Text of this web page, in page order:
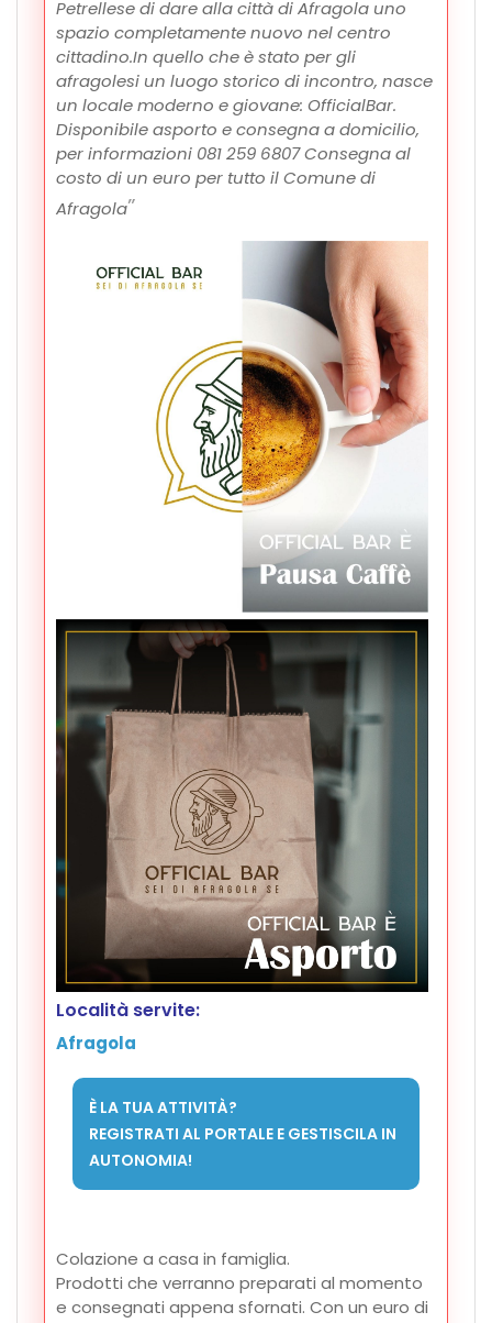
Petrellese di dare alla città di Afragola uno
spazio completamente nuovo nel centro
cittadino.In quello che è stato per gli
afragolesi un luogo storico di incontro, nasce
un locale moderno e giovane: OfficialBar.
Disponibile asporto e consegna a domicilio,
per informazioni 081 259 6807 Consegna al
costo di un euro per tutto il Comune di
Afragola
Località servite:
Afragola
È LA TUA ATTIVITÀ?
REGISTRATI AL PORTALE E GESTISCILA IN
AUTONOMIA!
Colazione a casa in famiglia.
Prodotti che verranno preparati al momento
e consegnati appena sfornati. Con un euro di